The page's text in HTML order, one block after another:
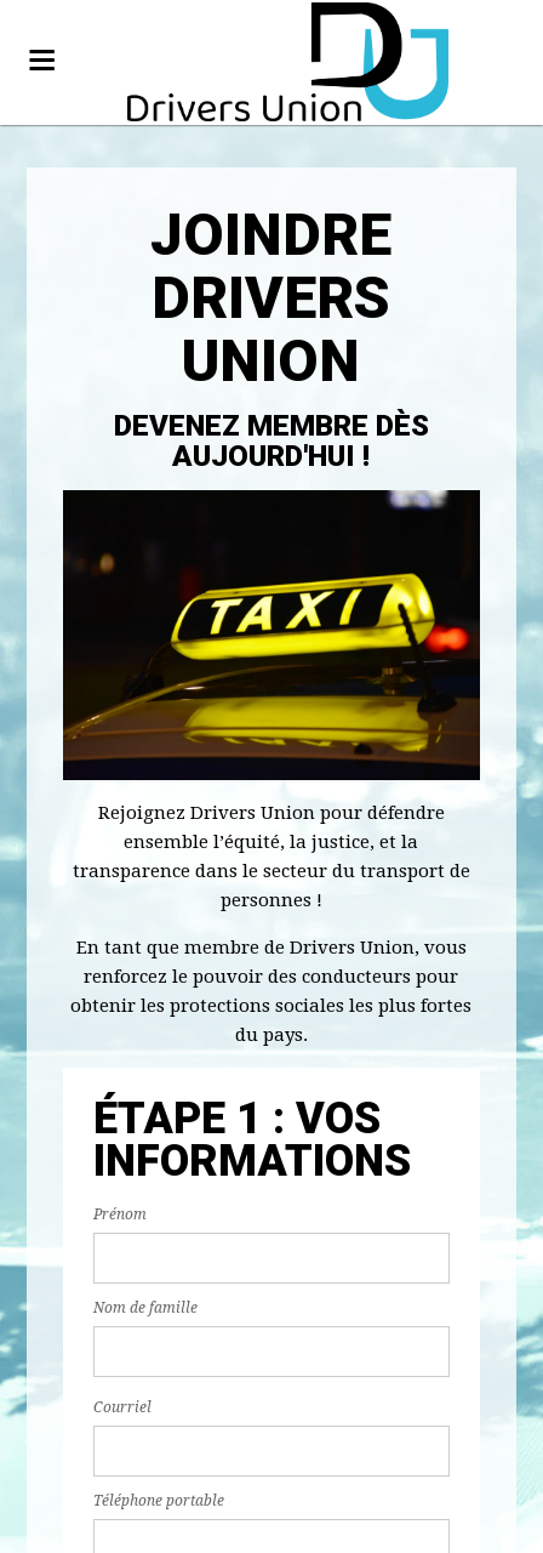
JOINDRE
DRIVERS
UNION
DEVENEZ MEMBRE DÈS
AUJOURD'HUI !
Rejoignez Drivers Union pour défendre
ensemble l’équité, la justice, et la
transparence dans le secteur du transport de
personnes !
En tant que membre de Drivers Union, vous
renforcez le pouvoir des conducteurs pour
obtenir les protections sociales les plus fortes
du pays.
ÉTAPE 1 : VOS
INFORMATIONS
Prénom
Nom de famille
Courriel
Téléphone portable